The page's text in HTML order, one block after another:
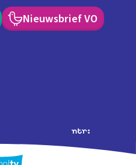
Nieuwsbrief VO